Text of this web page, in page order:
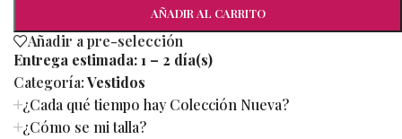
AÑADIR AL CARRITO
Añadir a pre-selección
Entrega estimada:1 – 2 día(s)
Categoría:Vestidos
¿Cada qué tiempo hay Colección Nueva?
¿Cómo se mi talla?